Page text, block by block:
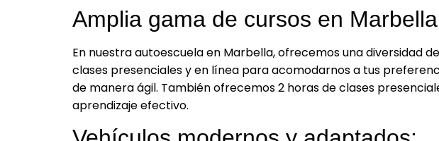
Amplia gama de cursos en
En nuestra autoescuela en Marbella, ofrecemos una diversidad
clases presenciales y en línea para acomodarnos a tus
de manera ágil. También ofrecemos 2 horas de clases
aprendizaje efectivo.